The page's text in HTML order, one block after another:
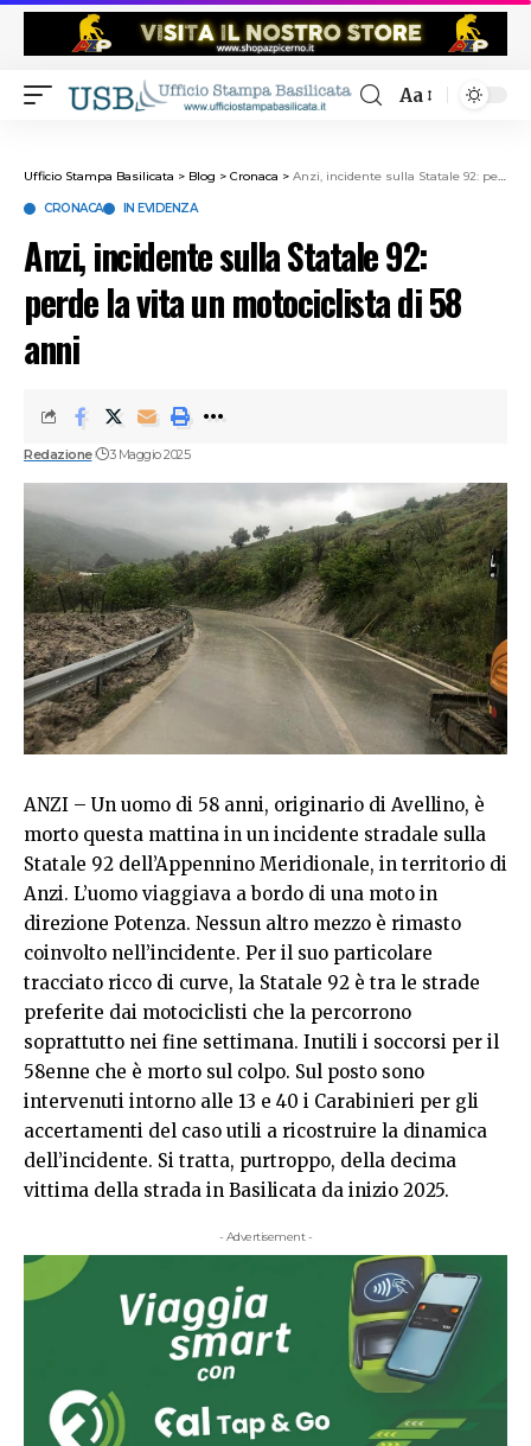
Aa
Ufficio Stampa Basilicata > Blog > Cronaca > Anzi, incidente sulla Statale 92: perde la vita un motociclista di 58 anni
CRONACA IN EVIDENZA
Anzi, incidente sulla Statale 92:
perde la vita un motociclista di 58
anni
Redazione 3 Maggio 2025
ANZI – Un uomo di 58 anni, originario di Avellino, è
morto questa mattina in un incidente stradale sulla
Statale 92 dell’Appennino Meridionale, in territorio di
Anzi. L’uomo viaggiava a bordo di una moto in
direzione Potenza. Nessun altro mezzo è rimasto
coinvolto nell’incidente. Per il suo particolare
tracciato ricco di curve, la Statale 92 è tra le strade
preferite dai motociclisti che la percorrono
soprattutto nei fine settimana. Inutili i soccorsi per il
58enne che è morto sul colpo. Sul posto sono
intervenuti intorno alle 13 e 40 i Carabinieri per gli
accertamenti del caso utili a ricostruire la dinamica
dell’incidente. Si tratta, purtroppo, della decima
vittima della strada in Basilicata da inizio 2025.
- Advertisement -